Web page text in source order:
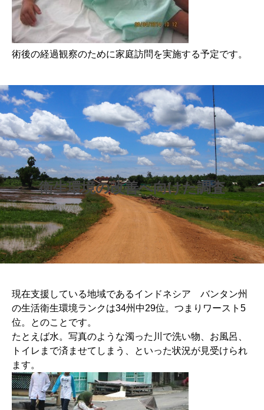
術後の経過観察のために家庭訪問を実施する予定です。
衛生環境の改善へ向けた調査
現在支援している地域であるインドネシア バンタン州
の生活衛生環境ランクは34州中29位。つまりワースト5
位。とのことです。
たとえば水。写真のような濁った川で洗い物、お風呂、
トイレまで済ませてしまう、といった状況が見受けられ
ます。